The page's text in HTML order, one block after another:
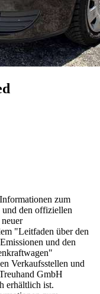
zum
den offiziellen
"Leitfaden über den
und den
Verkaufsstellen und
GmbH
erhältlich ist.